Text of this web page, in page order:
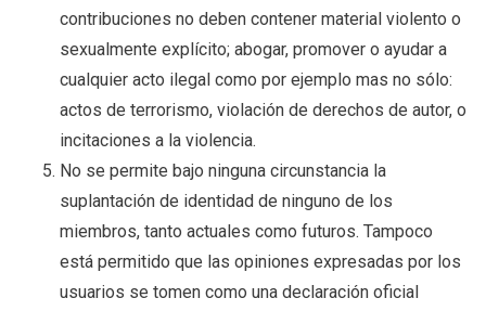
contribuciones no deben contener material violento o
sexualmente explícito; abogar, promover o ayudar a
cualquier acto ilegal como por ejemplo mas no sólo:
actos de terrorismo, violación de derechos de autor, o
incitaciones a la violencia.
No se permite bajo ninguna circunstancia la
suplantación de identidad de ninguno de los
miembros, tanto actuales como futuros. Tampoco
está permitido que las opiniones expresadas por los
usuarios se tomen como una declaración oficial